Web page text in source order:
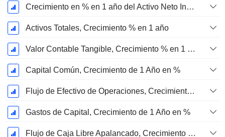
Crecimiento en % en 1 año del Activo Neto Inmovilizado Material
Activos Totales, Crecimiento % en 1 año
Valor Contable Tangible, Crecimiento % en 1 año
Capital Común, Crecimiento de 1 Año en %
Flujo de Efectivo de Operaciones, Crecimiento de 1 Año en %
Gastos de Capital, Crecimiento de 1 Año en %
Flujo de Caja Libre Apalancado, Crecimiento de 1 Año %